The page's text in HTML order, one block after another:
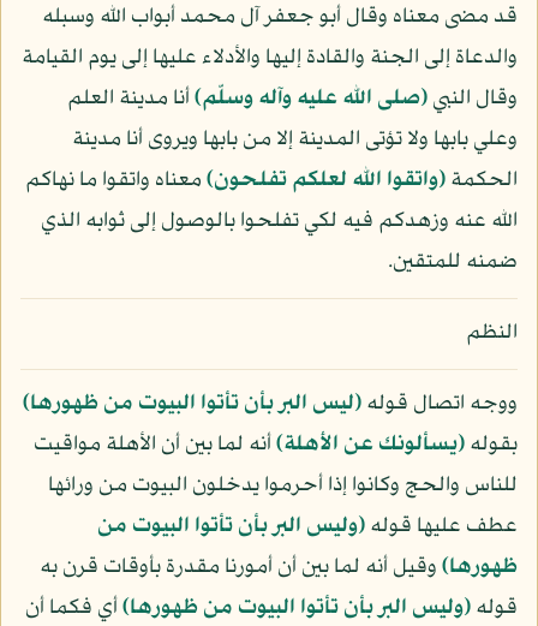
قد مضى معناه وقال أبو جعفر آل محمد أبواب الله وسبله
والدعاة إلى الجنة والقادة إليها والأدلاء عليها إلى يوم القيامة
وقال النبي(صلى الله عليه وآله وسلّم)أنا مدينة العلم
وعلي بابها ولا تؤتى المدينة إلا من بابها ويروى أنا مدينة
الحكمة﴿واتقوا الله لعلكم تفلحون﴾معناه واتقوا ما نهاكم
الله عنه وزهدكم فيه لكي تفلحوا بالوصول إلى ثوابه الذي
ضمنه للمتقين.
النظم
ووجه اتصال قوله﴿ليس البر بأن تأتوا البيوت من ظهورها﴾
بقوله﴿يسألونك عن الأهلة﴾أنه لما بين أن الأهلة مواقيت
للناس والحج وكانوا إذا أحرموا يدخلون البيوت من ورائها
عطف عليها قوله﴿وليس البر بأن تأتوا البيوت من
ظهورها﴾وقيل أنه لما بين أن أمورنا مقدرة بأوقات قرن به
قوله﴿وليس البر بأن تأتوا البيوت من ظهورها﴾أي فكما أن